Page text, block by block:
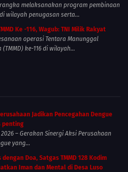
melaksanakan program pembinaan
wilayah penugasan serta...
Ke -116, Wagub: TNI Milik Rakyat
operasi Tentara Manunggal
ke-116 di wilayah...
Jadikan Pencegahan Dengue
penting
– Gerakan Sinergi Aksi Perusahaan
yang...
Doa, Satgas TMMD 128 Kodim
Iman dan Mental di Desa Luso